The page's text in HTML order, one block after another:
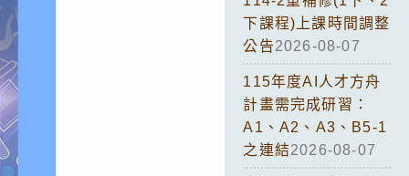
下課程)上課時間調整
公告2026-08-07
115年度AI人才方舟
計畫需完成研習：
A1、A2、A3、B5-1
之連結2026-08-07